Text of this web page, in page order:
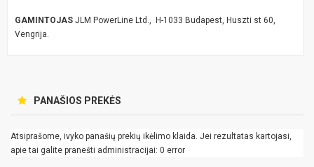
GAMINTOJAS JLM PowerLine Ltd., H-1033 Budapest, Huszti st 60,
Vengrija.
PANAŠIOS PREKĖS
Atsiprašome, ivyko panašių prekių ikėlimo klaida. Jei rezultatas kartojasi,
apie tai galite pranešti administracijai: 0 error